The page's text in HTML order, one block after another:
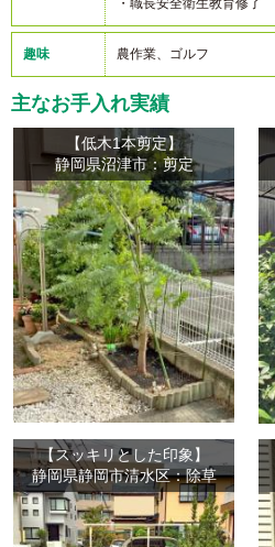
・職長安全衛生教育修了
趣味 農作業、ゴルフ
主なお手入れ実績
【低木1本剪定】
静岡県沼津市：剪定
【スッキリとした印象】
静岡県静岡市清水区：除草